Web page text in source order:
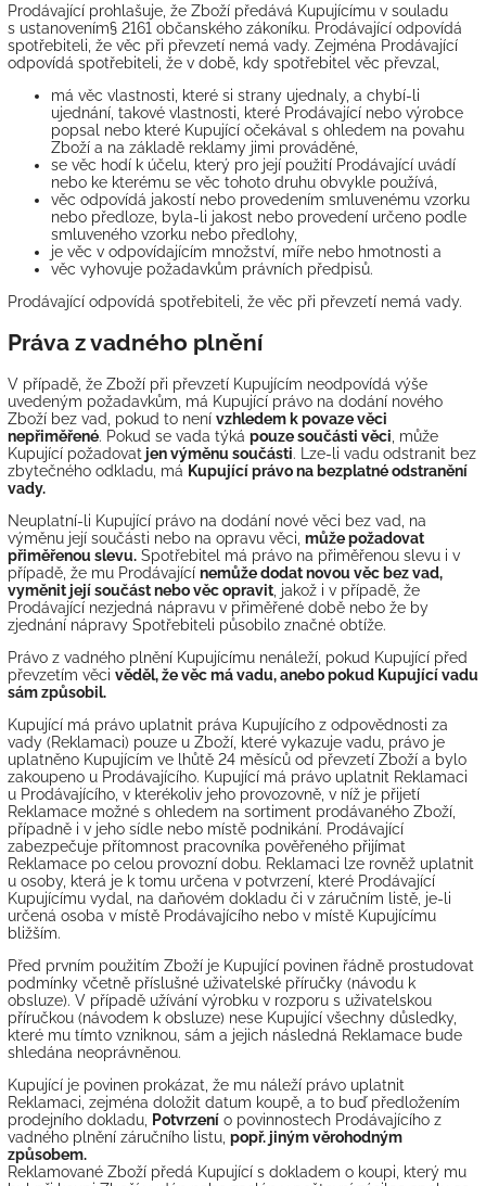
Prodávající prohlašuje, že Zboží předává Kupujícímu v souladu
s ustanovením§ 2161 občanského zákoníku. Prodávající odpovídá
spotřebiteli, že věc při převzetí nemá vady. Zejména Prodávající
odpovídá spotřebiteli, že v době, kdy spotřebitel věc převzal,
má věc vlastnosti, které si strany ujednaly, a chybí-li
ujednání, takové vlastnosti, které Prodávající nebo výrobce
popsal nebo které Kupující očekával s ohledem na povahu
Zboží a na základě reklamy jimi prováděné,
se věc hodí k účelu, který pro její použití Prodávající uvádí
nebo ke kterému se věc tohoto druhu obvykle používá,
věc odpovídá jakostí nebo provedením smluvenému vzorku
nebo předloze, byla-li jakost nebo provedení určeno podle
smluveného vzorku nebo předlohy,
je věc v odpovídajícím množství, míře nebo hmotnosti a
věc vyhovuje požadavkům právních předpisů.
Prodávající odpovídá spotřebiteli, že věc při převzetí nemá vady.
Práva z vadného plnění
V případě, že Zboží při převzetí Kupujícím neodpovídá výše
uvedeným požadavkům, má Kupující právo na dodání nového
Zboží bez vad, pokud to není vzhledem k povaze věci
nepřiměřené. Pokud se vada týká pouze součásti věci , může
Kupující požadovat jen výměnu součásti. Lze-li vadu odstranit bez
zbytečného odkladu, má Kupující právo na bezplatné odstranění
vady.
Neuplatní-li Kupující právo na dodání nové věci bez vad, na
výměnu její součásti nebo na opravu věci, může požadovat
přiměřenou slevu. Spotřebitel má právo na přiměřenou slevu i v
případě, že mu Prodávající nemůže dodat novou věc bez vad,
vyměnit její součást nebo věc opravit , jakož i v případě, že
Prodávající nezjedná nápravu v přiměřené době nebo že by
zjednání nápravy Spotřebiteli působilo značné obtíže.
Právo z vadného plnění Kupujícímu nenáleží, pokud Kupující před
převzetím věci věděl, že věc má vadu, anebo pokud Kupující vadu
sám způsobil.
Kupující má právo uplatnit práva Kupujícího z odpovědnosti za
vady (Reklamaci) pouze u Zboží, které vykazuje vadu, právo je
uplatněno Kupujícím ve lhůtě 24 měsíců od převzetí Zboží a bylo
zakoupeno u Prodávajícího. Kupující má právo uplatnit Reklamaci
u Prodávajícího, v kterékoliv jeho provozovně, v níž je přijetí
Reklamace možné s ohledem na sortiment prodávaného Zboží,
případně i v jeho sídle nebo místě podnikání. Prodávající
zabezpečuje přítomnost pracovníka pověřeného přijímat
Reklamace po celou provozní dobu. Reklamaci lze rovněž uplatnit
u osoby, která je k tomu určena v potvrzení, které Prodávající
Kupujícímu vydal, na daňovém dokladu či v záručním listě, je-li
určená osoba v místě Prodávajícího nebo v místě Kupujícímu
bližším.
Před prvním použitím Zboží je Kupující povinen řádně prostudovat
podmínky včetně příslušné uživatelské příručky (návodu k
obsluze). V případě užívání výrobku v rozporu s uživatelskou
příručkou (návodem k obsluze) nese Kupující všechny důsledky,
které mu tímto vzniknou, sám a jejich následná Reklamace bude
shledána neoprávněnou.
Kupující je povinen prokázat, že mu náleží právo uplatnit
Reklamaci, zejména doložit datum koupě, a to buď předložením
prodejního dokladu,
Potvrzení o povinnostech Prodávajícího z
vadného plnění záručního listu, popř. jiným věrohodným
způsobem.
Reklamované Zboží předá Kupující s dokladem o koupi, který mu